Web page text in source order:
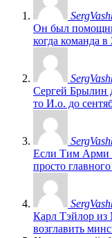
Он был
когда команда
Сергей Брылин
то И.о. до
Если Тим Арми
просто
Карл Тэйлор
возглавить